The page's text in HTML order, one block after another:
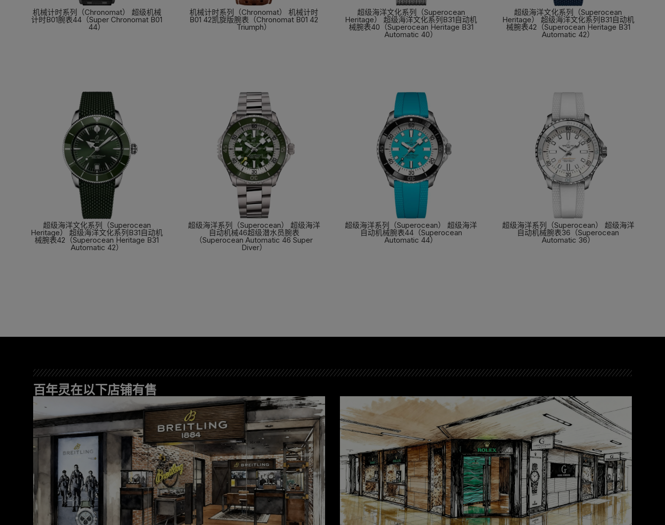
机械计时系列（Chronomat） 超级机械
计时B01腕表44（Super Chronomat B01
44）
机械计时系列（Chronomat） 机械计时
B01 42凯旋版腕表（Chronomat B01 42
Triumph）
超级海洋文化系列（Superocean
Heritage） 超级海洋文化系列B31自动机
械腕表40（Superocean Heritage B31
Automatic 40）
超级海洋文化系列（Superocean
Heritage） 超级海洋文化系列B31自动机
械腕表42（Superocean Heritage B31
Automatic 42）
超级海洋文化系列（Superocean
Heritage） 超级海洋文化系列B31自动机
械腕表42（Superocean Heritage B31
Automatic 42）
超级海洋系列（Superocean） 超级海洋
自动机械46超级潜水员腕表
（Superocean Automatic 46 Super
Diver）
超级海洋系列（Superocean） 超级海洋
自动机械腕表44（Superocean
Automatic 44）
超级海洋系列（Superocean） 超级海洋
自动机械腕表36（Superocean
Automatic 36）
百年灵在以下店铺有售